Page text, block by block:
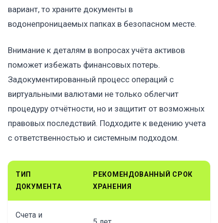
вариант, то храните документы в
водонепроницаемых папках в безопасном месте.
Внимание к деталям в вопросах учёта активов
поможет избежать финансовых потерь.
Задокументированный процесс операций с
виртуальными валютами не только облегчит
процедуру отчётности, но и защитит от возможных
правовых последствий. Подходите к ведению учета
с ответственностью и системным подходом.
ТИП
ДОКУМЕНТА
РЕКОМЕНДОВАННЫЙ СРОК
ХРАНЕНИЯ
Счета и